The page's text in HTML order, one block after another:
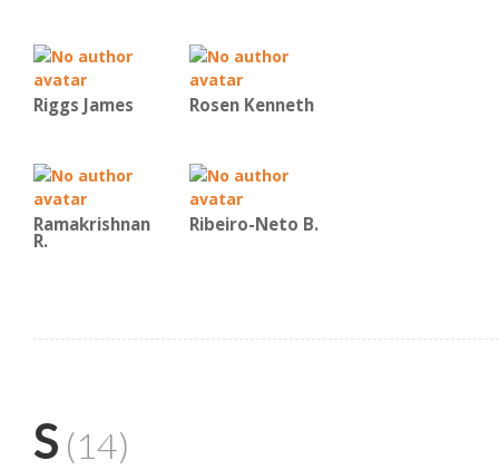
Riggs James Rosen Kenneth
Ramakrishnan
R.
Ribeiro-Neto B.
S (14)